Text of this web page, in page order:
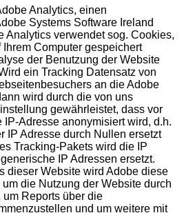
Analytics, einen
Systems Software Ireland
Analytics verwendet sog. Cookies,
Computer gespeichert
der Benutzung der Website
ein Tracking Datensatz von
an die Adobe
wird durch die von uns
gewährleistet, dass vor
Adresse anonymisiert wird, d.h.
IP Adresse durch Nullen ersetzt
Tracking-Pakets wird die IP
IP Adressen ersetzt.
dieser Website wird Adobe diese
um die Nutzung der Website durch
Reports über die
und um weitere mit